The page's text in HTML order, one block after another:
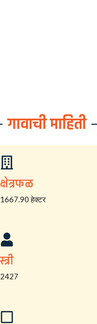
गावाची माहिती
क्षेत्रफळ
1667.90 हेक्टर
स्त्री
2427